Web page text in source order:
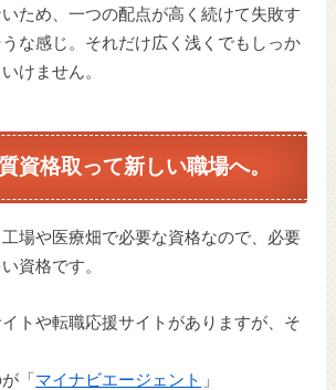
ため、一つの配点が高く続けて失敗す
な感じ。それだけ広く浅くでもしっか
けません。
資格取って新しい職場へ。
場や医療畑で必要な資格なので、必要
資格です。
トや転職応援サイトがありますが、そ
「 マイナビエージェント 」